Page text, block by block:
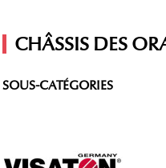
CHÂSSIS DES
SOUS-CATÉGORIES